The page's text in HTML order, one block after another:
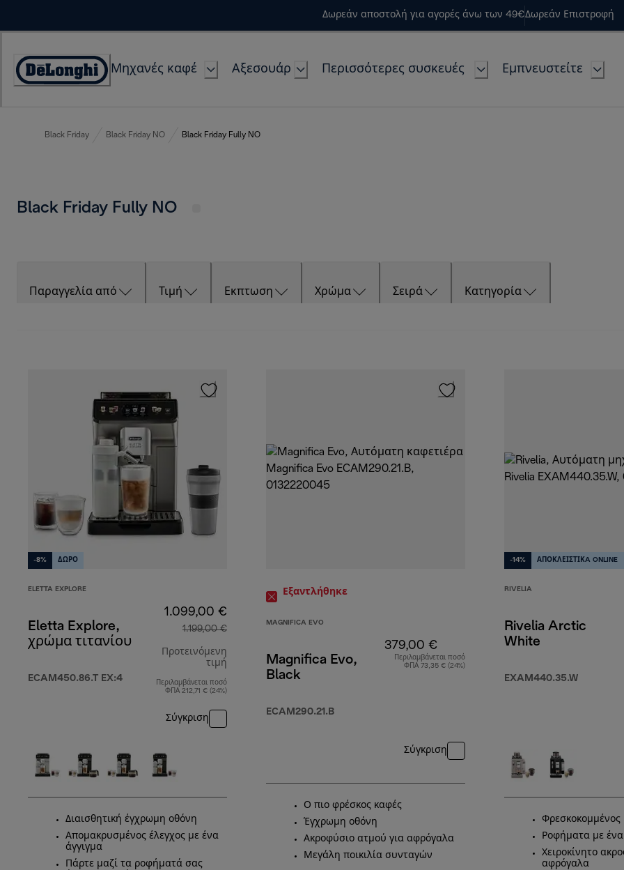
Δωρεάν αποστολή για αγορές άνω των 49€Δωρεάν Επιστροφή
Accessibility
Μηχανές καφέ Αξεσουάρ Περισσότερες συσκευές Εμπνευστείτε
Black Friday Black Friday NO Black Friday Fully NO
Black Friday Fully NO
Παραγγελία από Τιμή Εκπτωση Χρώμα Σειρά Κατηγορία
-8% ΔΩΡΟ
ELETTA EXPLORE
Eletta Explore,
χρώμα τιτανίου
ECAM450.86.T EX:4
1.099,00 €
1.199,00 €
Προτεινόμενη
τιμή
αρχική τιμή 1.199,00 €
Περιλαμβάνεται ποσό
ΦΠΑ 212,71 € (24%)
Σύγκριση
Διαισθητική έγχρωμη οθόνη
Απομακρυσμένος έλεγχος με ένα
άγγιγμα
Πάρτε μαζί τα ροφήματά σας
Εξαντλήθηκε
MAGNIFICA EVO
Magnifica Evo,
Black
ECAM290.21.B
379,00 €
Περιλαμβάνεται ποσό
ΦΠΑ 73,35 € (24%)
Σύγκριση
Ο πιο φρέσκος καφές
Έγχρωμη οθόνη
Ακροφύσιο ατμού για αφρόγαλα
Μεγάλη ποικιλία συνταγών
-14% ΑΠΟΚΛΕΙΣΤΙΚA ONLINE
RIVELIA
Rivelia Arctic
White
EXAM440.35.W
Φρεσκοκομμένος
Ροφήματα με ένα
Χειροκίνητο
αφρόγαλα